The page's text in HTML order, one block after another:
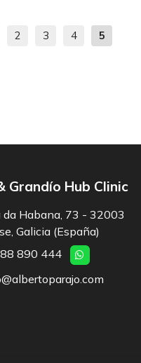
2 3 4 5
Grandío Hub Clinic
da Habana, 73 - 32003
Galicia (España)
890 444